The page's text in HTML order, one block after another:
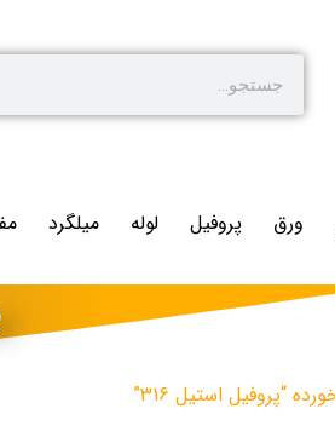
ورق پروفیل لوله میلگرد
استیل 316”